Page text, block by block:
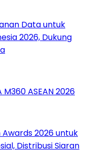
Data untuk
2026, Dukung
ASEAN 2026
2026 untuk
Distribusi Siaran